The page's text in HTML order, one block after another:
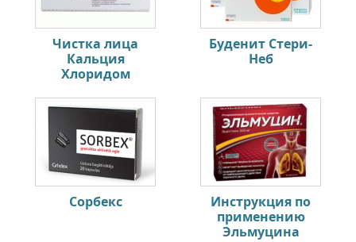
Чистка лица
Кальция
Хлоридом
Буденит Стери-
Неб
Сорбекс
Инструкция по
применению
Эльмуцина